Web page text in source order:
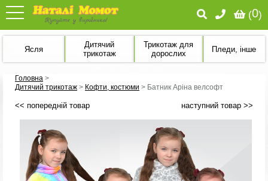
(0)
Ясля
Дитячий
трикотаж
Трикотаж для
дорослих
Пледи, інше
Головна >
Дитячий трикотаж > Кофти, костюми > Батник Аріна велсофт
<< попередній товар наступний товар >>